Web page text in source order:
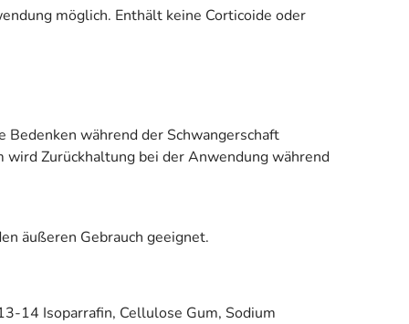
möglich. Enthält keine Corticoide oder
Bedenken während der Schwangerschaft
Zurückhaltung bei der Anwendung während
äußeren Gebrauch geeignet.
14 Isoparrafin, Cellulose Gum, Sodium